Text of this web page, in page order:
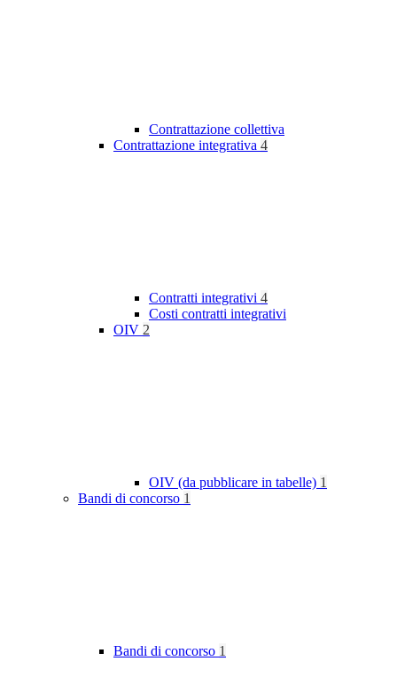
Contrattazione collettiva
Contrattazione integrativa 4
Contratti integrativi 4
Costi contratti integrativi
OIV 2
OIV (da pubblicare in tabelle) 1
Bandi di concorso 1
Bandi di concorso 1